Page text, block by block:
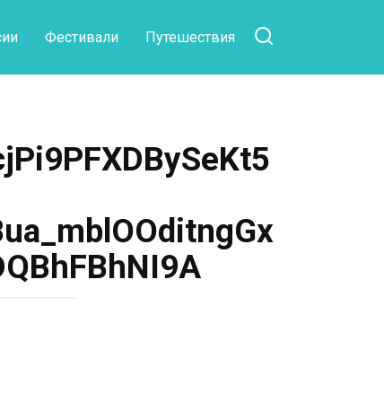
Фестивали Путешествия